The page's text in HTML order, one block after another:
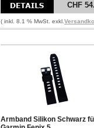
CHF
( inkl. 8.1 % MwSt. exkl.
Armband Silikon Schwarz